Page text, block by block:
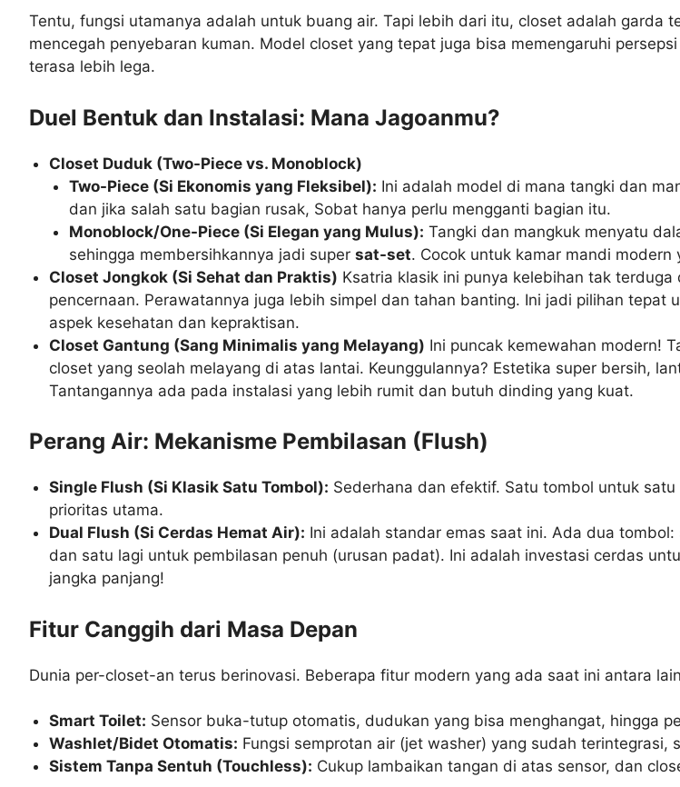
Tentu, fungsi utamanya adalah untuk buang air. Tapi lebih dari itu, closet adalah garda
mencegah penyebaran kuman. Model closet yang tepat juga bisa memengaruhi
terasa lebih lega.
Duel Bentuk dan Instalasi: Mana Jagoanmu?
Closet Duduk (Two-Piece vs. Monoblock)
Two-Piece (Si Ekonomis yang Fleksibel): Ini adalah model di mana tangki dan
dan jika salah satu bagian rusak, Sobat hanya perlu mengganti bagian itu.
Monoblock/One-Piece (Si Elegan yang Mulus): Tangki dan mangkuk menyatu
sehingga membersihkannya jadi supersat-set. Cocok untuk kamar mandi
Closet Jongkok (Si Sehat dan Praktis) Ksatria klasik ini punya kelebihan tak
pencernaan. Perawatannya juga lebih simpel dan tahan banting. Ini jadi pilihan
aspek kesehatan dan kepraktisan.
Closet Gantung (Sang Minimalis yang Melayang) Ini puncak kemewahan modern!
closet yang seolah melayang di atas lantai. Keunggulannya? Estetika super bersih,
Tantangannya ada pada instalasi yang lebih rumit dan butuh dinding yang kuat.
Perang Air: Mekanisme Pembilasan (Flush)
Single Flush (Si Klasik Satu Tombol): Sederhana dan efektif. Satu tombol untuk
prioritas utama.
Dual Flush (Si Cerdas Hemat Air): Ini adalah standar emas saat ini. Ada dua
dan satu lagi untuk pembilasan penuh (urusan padat). Ini adalah investasi cerdas
jangka panjang!
Fitur Canggih dari Masa Depan
Dunia per-closet-an terus berinovasi. Beberapa fitur modern yang ada saat ini antara
Smart Toilet: Sensor buka-tutup otomatis, dudukan yang bisa menghangat, hingga
Washlet/Bidet Otomatis: Fungsi semprotan air (jet washer) yang sudah
Sistem Tanpa Sentuh (Touchless): Cukup lambaikan tangan di atas sensor, dan